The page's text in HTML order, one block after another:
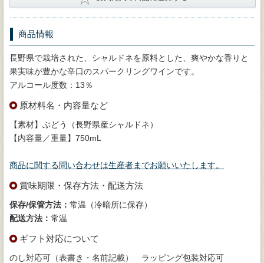
商品情報
長野県で栽培された、シャルドネを原料とした、爽やかな香りと
果実味が豊かな辛口のスパークリングワインです。
アルコール度数：13％
原材料名・内容量など
【素材】ぶどう（長野県産シャルドネ）
【内容量／重量】750mL
商品に関する問い合わせは生産者までお願いいたします。
賞味期限・保存方法・配送方法
保存/保管方法： 常温（冷暗所に保存）
配送方法： 常温
ギフト対応について
のし対応可（表書き・名前記載） ラッピング包装対応可